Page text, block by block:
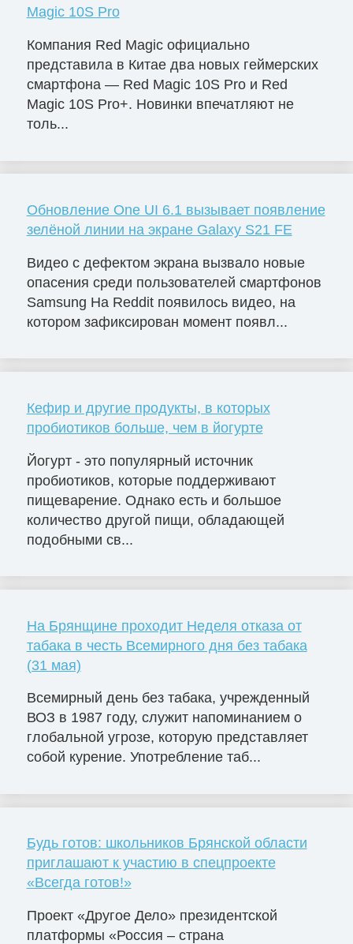
Magic 10S Pro
Компания Red Magic официально
представила в Китае два новых геймерских
смартфона — Red Magic 10S Pro и Red
Magic 10S Pro+. Новинки впечатляют не
толь...
Обновление One UI 6.1 вызывает появление
зелёной линии на экране Galaxy S21 FE
Видео с дефектом экрана вызвало новые
опасения среди пользователей смартфонов
Samsung На Reddit появилось видео, на
котором зафиксирован момент появл...
Кефир и другие продукты, в которых
пробиотиков больше, чем в йогурте
Йогурт - это популярный источник
пробиотиков, которые поддерживают
пищеварение. Однако есть и большое
количество другой пищи, обладающей
подобными св...
На Брянщине проходит Неделя отказа от
табака в честь Всемирного дня без табака
(31 мая)
Всемирный день без табака, учрежденный
ВОЗ в 1987 году, служит напоминанием о
глобальной угрозе, которую представляет
собой курение. Употребление таб...
Будь готов: школьников Брянской области
приглашают к участию в спецпроекте
«Всегда готов!»
Проект «Другое Дело» президентской
платформы «Россия – страна